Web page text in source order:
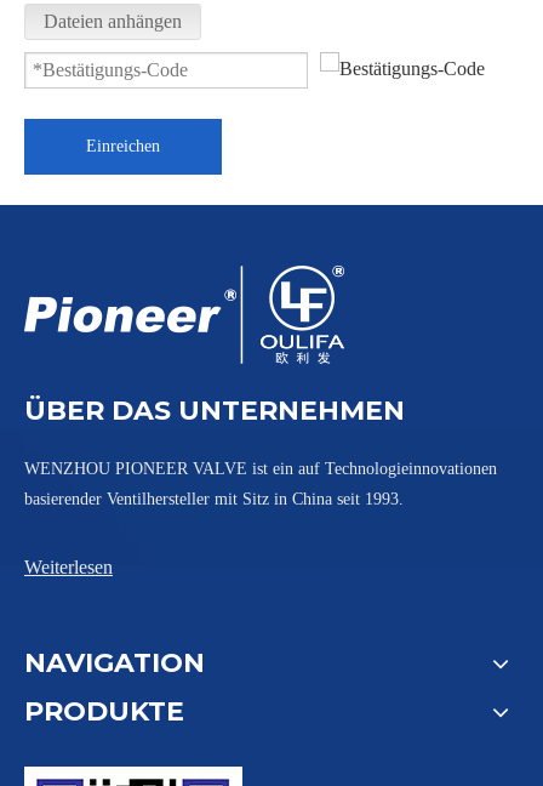
Dateien anhängen
Einreichen
ÜBER DAS UNTERNEHMEN
WENZHOU PIONEER VALVE ist ein auf Technologieinnovationen
basierender Ventilhersteller mit Sitz in China seit 1993.
Weiterlesen
NAVIGATION
PRODUKTE